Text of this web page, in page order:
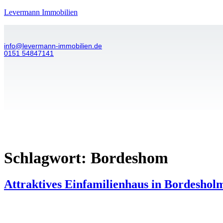
Levermann Immobilien
info@levermann-immobilien.de
0151 54847141
Schlagwort: Bordeshom
Attraktives Einfamilienhaus in